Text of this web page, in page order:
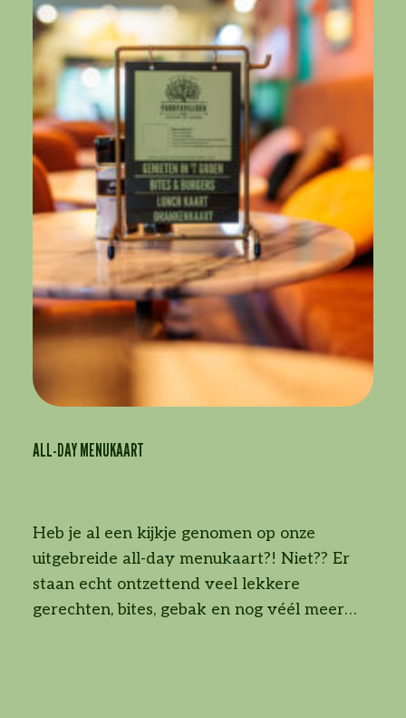
ALL-DAY MENUKAART
Heb je al een kijkje genomen op onze
uitgebreide all-day menukaart?! Niet?? Er
staan echt ontzettend veel lekkere
gerechten, bites, gebak en nog véél meer